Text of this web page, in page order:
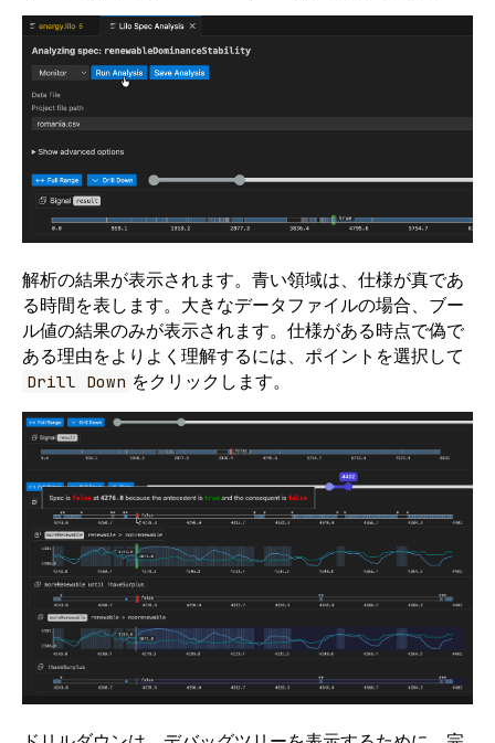
解析の結果が表示されます。青い領域は、仕様が真であ
る時間を表します。大きなデータファイルの場合、ブー
ル値の結果のみが表示されます。仕様がある時点で偽で
ある理由をよりよく理解するには、ポイントを選択して
Drill Down をクリックします。